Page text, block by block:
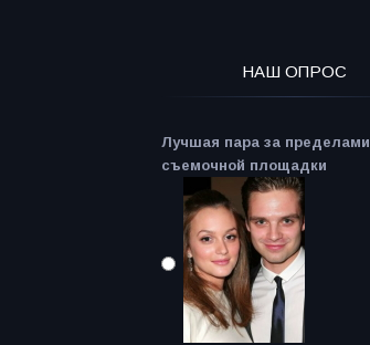
НАШ ОПРОС
Лучшая пара за пределами
съемочной площадки